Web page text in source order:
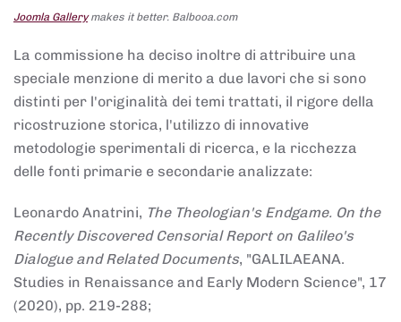
Joomla Gallerymakes it better. Balbooa.com
La commissione ha deciso inoltre di attribuire una
speciale menzione di merito a due lavori che si sono
distinti per l'originalità dei temi trattati, il rigore della
ricostruzione storica, l'utilizzo di innovative
metodologie sperimentali di ricerca, e la ricchezza
delle fonti primarie e secondarie analizzate:
Leonardo Anatrini, The Theologian's Endgame. On the
Recently Discovered Censorial Report on Galileo's
Dialogue and Related Documents, "GALILAEANA.
Studies in Renaissance and Early Modern Science", 17
(2020), pp. 219-288;